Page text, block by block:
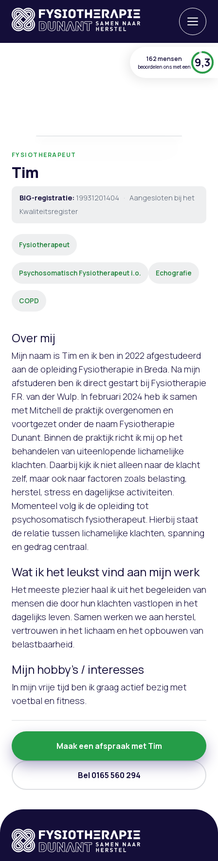
162 mensen
beoordelen ons met een 9,3
FYSIOTHERAPEUT
Tim
BIG-registratie: 19931201404 · Aangesloten bij het
Kwaliteitsregister
Fysiotherapeut
Psychosomatisch Fysiotherapeut i.o. Echografie
COPD
Over mij
Mijn naam is Tim en ik ben in 2022 afgestudeerd
aan de opleiding Fysiotherapie in Breda. Na mijn
afstuderen ben ik direct gestart bij Fysiotherapie
F.R. van der Wulp. In februari 2024 heb ik samen
met Mitchell de praktijk overgenomen en
voortgezet onder de naam Fysiotherapie
Dunant. Binnen de praktijk richt ik mij op het
behandelen van uiteenlopende lichamelijke
klachten. Daarbij kijk ik niet alleen naar de klacht
zelf, maar ook naar factoren zoals belasting,
herstel, stress en dagelijkse activiteiten.
Momenteel volg ik de opleiding tot
psychosomatisch fysiotherapeut. Hierbij staat
de relatie tussen lichamelijke klachten, spanning
en gedrag centraal.
Wat ik het leukst vind aan mijn werk
Het meeste plezier haal ik uit het begeleiden van
mensen die door hun klachten vastlopen in het
dagelijks leven. Samen werken we aan herstel,
vertrouwen in het lichaam en het opbouwen van
belastbaarheid.
Mijn hobby’s / interesses
In mijn vrije tijd ben ik graag actief bezig met
voetbal en fitness.
Maak een afspraak met Tim
Bel 0165 560 294